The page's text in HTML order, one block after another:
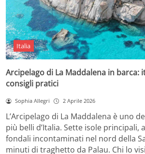
Italia
Arcipelago di La Maddalena in barca:
consigli pratici
Sophia Allegri 2 Aprile 2026
L’Arcipelago di La Maddalena è uno
più belli d’Italia. Sette isole principali,
fondali incontaminati nel nord della
minuti di traghetto da Palau. Chi lo